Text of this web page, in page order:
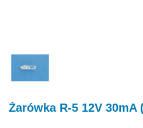
Żarówka R-5 12V 30mA